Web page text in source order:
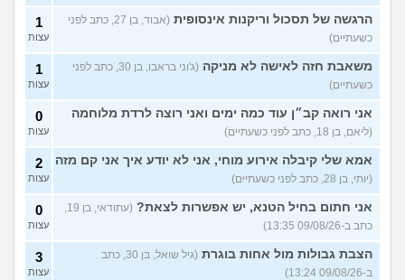
סיימתי תואר והבנתי שאני לא
רוצה לעבוד בתחום, מה
עכשיו?
עצות
מס שאלות לסטודנטים ובוגרים
של המכללה האקדמית וינגייט
(מתלבט לגבי תואר, בן 28)
1
עצות
לימודים מסלול בוקר או ערב?
(אנונימית, בת 27)
3
עצות
אילו יחידות טכנולוגיות יש?
(אנונימי, בן 17)
2
עצות
החיים בתור סטודנט לרפואה
(אנונימי, בן 20)
9
עצות
הנדסת בניין באריאל או סמי
3
עצות
הרגשה של תסכול וריקנות אינסופית
(אבוד, בן 27, כתב לפני
כשעתיים)
1
עצות
משאבת חזה לאישה לא מניקה
(ג'וני בראבו, בן 30, כתב לפני
כשעתיים)
1
עצות
אני רואה קב״ן עוד כמה ימים ואני רוצה לרדת מלוחמה
(ליאם, בן 18, כתב לפני כשעתיים)
0
עצות
אמא שלי קיבלה אירוע מוחי, אני לא יודע איך אני קם מזה
(יותי, בן 28, כתב לפני כשעתיים)
2
עצות
אני חתום בחיל הטנא, יש אפשרות לצאת?
(עתודאי, בן 19,
כתב ב-09/08/26 13:35)
0
עצות
הצבת גבולות מול אחות בוגרת
(גיל שואל, בן 30, כתב
ב-09/08/26 13:24)
3
עצות